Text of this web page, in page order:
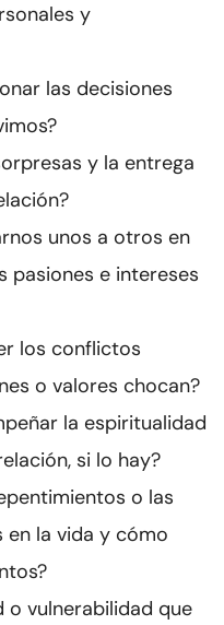
y
las decisiones
y la entrega
unos a otros en
pasiones e intereses
los conflictos
o valores chocan?
la espiritualidad
si lo hay?
o las
la vida y cómo
o vulnerabilidad que